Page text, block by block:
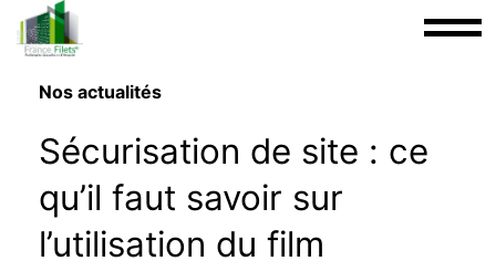
Nos actualités
Sécurisation de site : ce
qu’il faut savoir sur
l’utilisation du film